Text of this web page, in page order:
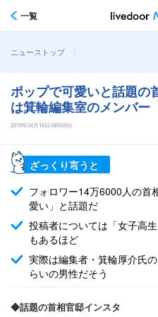
一覧
ニューストップ >
ポップで可愛いと話題の
は箕輪編集室のメンバー
2019年04月16日16時00分
ざっくり言うと
フォロワー14万6000人の首
愛い」と話題だ
投稿者については「女子高
もあるほど
実際は編集者・箕輪厚介氏
らいの男性だそう
◆話題の首相官邸インスタ